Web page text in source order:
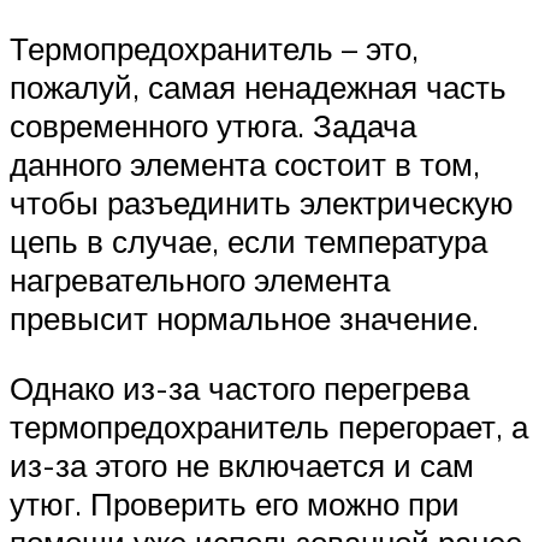
Термопредохранитель – это,
пожалуй, самая ненадежная часть
современного утюга. Задача
данного элемента состоит в том,
чтобы разъединить электрическую
цепь в случае, если температура
нагревательного элемента
превысит нормальное значение.
Однако из-за частого перегрева
термопредохранитель перегорает, а
из-за этого не включается и сам
утюг. Проверить его можно при